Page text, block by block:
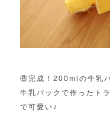
⑧完成！200mlの牛乳
牛乳パックで作ったト
で可愛い♪